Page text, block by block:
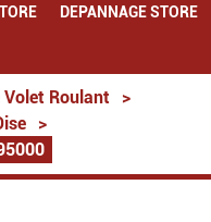
DEPANNAGE STORE
Volet Roulant
>
>